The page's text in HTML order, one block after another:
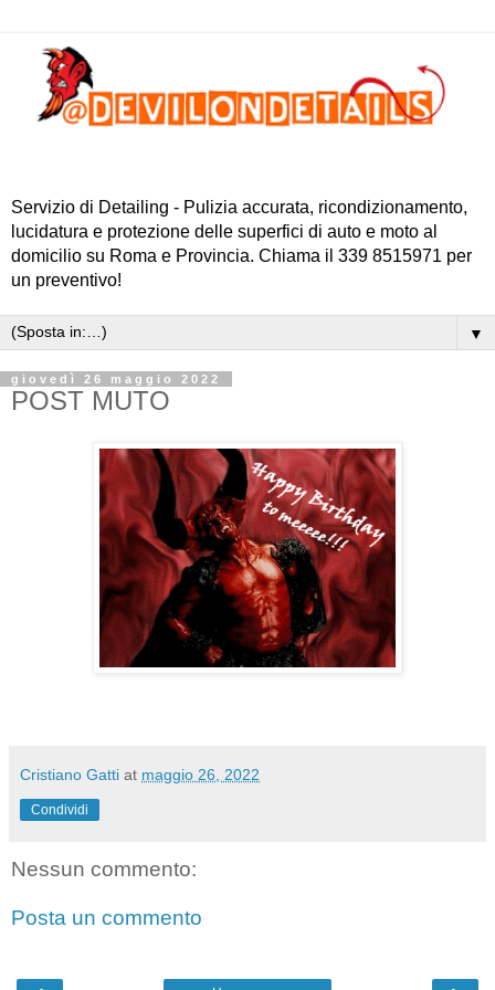
Servizio di Detailing - Pulizia accurata, ricondizionamento,
lucidatura e protezione delle superfici di auto e moto al
domicilio su Roma e Provincia. Chiama il 339 8515971 per
un preventivo!
▼
giovedì 26 maggio 2022
POST MUTO
Cristiano Gatti at maggio 26, 2022
Condividi
Nessun commento:
Posta un commento